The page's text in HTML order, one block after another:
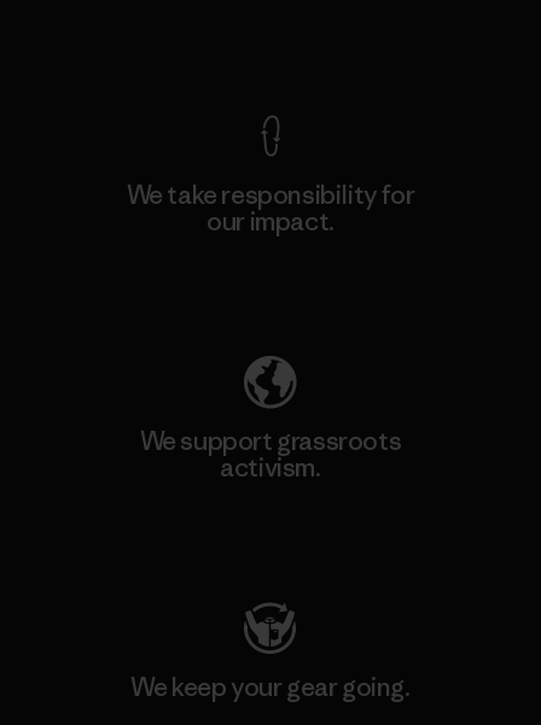
We take responsibility for
our impact.
We support grassroots
activism.
We keep your gear going.